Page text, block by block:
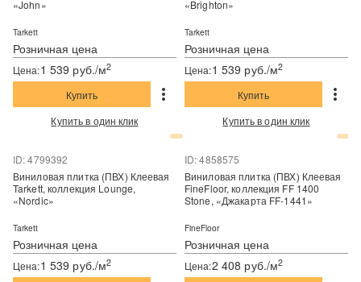
Розничная цена
Цена:1 539 руб./м2
«John»
Tarkett
Купить
Купить в один клик
Розничная цена
Цена:1 539 руб./м2
«Brighton»
Tarkett
Купить
Купить в один клик
Розничная цена
ID: 4799392
Цена:1 539 руб./м2
Виниловая плитка (ПВХ) Клеевая
Tarkett, коллекция Lounge,
«Nordic»
Tarkett
Розничная цена
ID: 4858575
Цена:2 408 руб./м2
Виниловая плитка (ПВХ) Клеевая
FineFloor, коллекция FF 1400
Stone, «Джакарта FF-1441»
FineFloor